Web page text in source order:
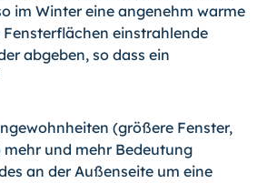
im Winter eine angenehm warme
einstrahlende
abgeben, so dass ein
(größere Fenster,
und mehr Bedeutung
an der Außenseite um eine